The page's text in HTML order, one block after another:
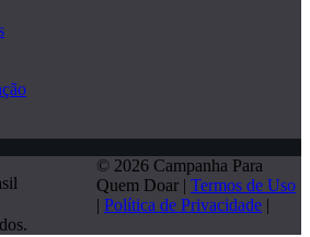
© 2026 Campanha Para
Quem Doar | Termos de Uso
| Política de Privacidade |